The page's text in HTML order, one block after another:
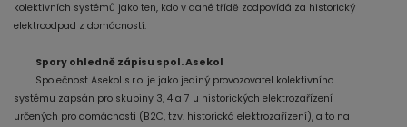
kolektivních systémů jako ten, kdo v dané třídě zodpovídá za historický
elektroodpad z domácností.
Spory ohledně zápisu spol. Asekol
Společnost Asekol s.r.o. je jako jediný provozovatel kolektivního
systému zapsán pro skupiny 3, 4 a 7 u historických elektrozařízení
určených pro domácnosti (B2C, tzv. historická elektrozařízení), a to na